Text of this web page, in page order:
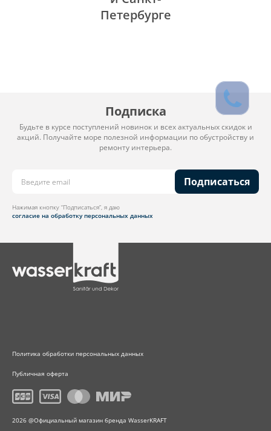
Петербурге
Подписка
Будьте в курсе поступлений новинок и всех актуальных скидок и
акций. Получайте море полезной информации по обустройству и
ремонту интерьера.
Подписаться
Нажимая кнопку “Подписаться”, я даю
согласие на обработку персональных данных
Политика обработки персональных данных
Публичная оферта
2026 @Официальный магазин бренда WasserKRAFT